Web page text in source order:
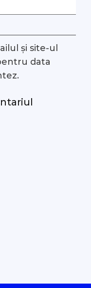
și site-ul
data